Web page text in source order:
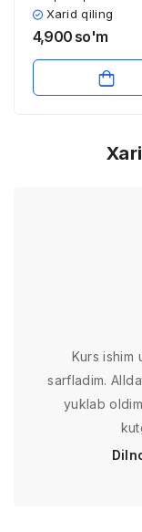
Xarid qiling
4,900 so'm
Kurs ishim
sarfladim.
yuklab